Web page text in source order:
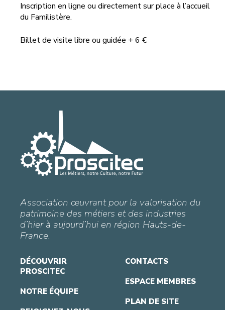
Inscription en ligne ou directement sur place à l’accueil
du Familistère.
Billet de visite libre ou guidée + 6 €
Association œuvrant pour la valorisation du
patrimoine des métiers et des industries
d’hier à aujourd’hui en région Hauts-de-
France.
DÉCOUVRIR
PROSCITEC
NOTRE ÉQUIPE
CONTACTS
ESPACE MEMBRES
PLAN DE SITE